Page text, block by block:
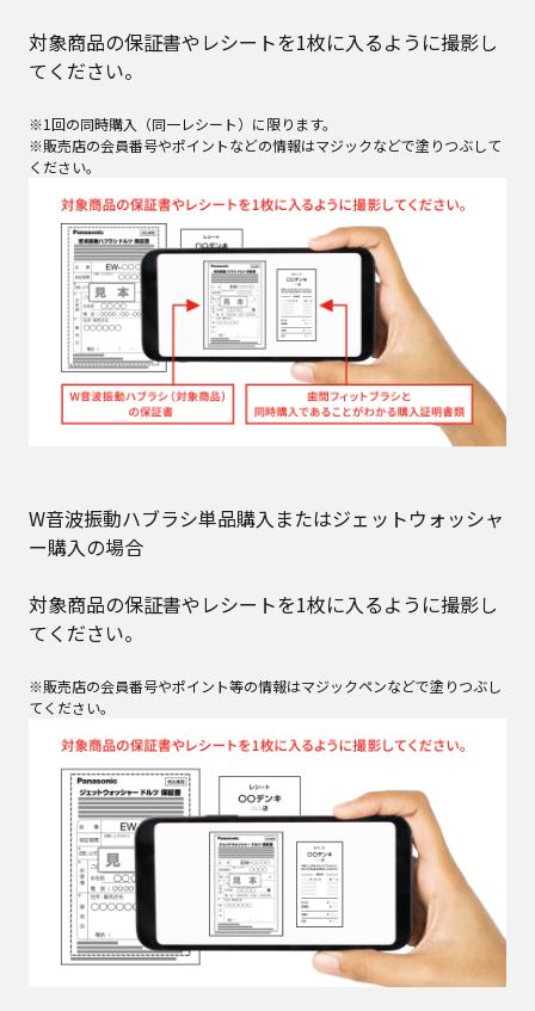
対象商品の保証書やレシートを1枚に入るように撮影し
てください。​
※1回の同時購入（同一レシート）に限ります。
※販売店の会員番号やポイントなどの情報はマジックなどで塗りつぶして
ください。
W音波振動ハブラシ単品購入またはジェットウォッシャ
ー購入の場合
対象商品の保証書やレシートを1枚に入るように撮影し
てください。
※販売店の会員番号やポイント等の情報はマジックペンなどで塗りつぶし
てください。